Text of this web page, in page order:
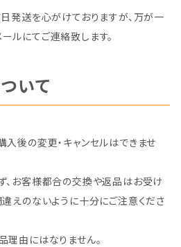
発送を心がけておりますが、万が一
ルにてご連絡致します。
いて
後の変更・キャンセルはできませ
、お客様都合の交換や返品はお受け
えのないように十分にご注意くださ
由にはなりません。